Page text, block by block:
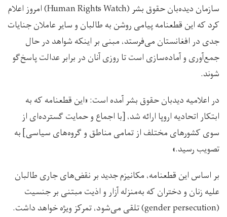
سازمان دیده‌بان حقوق بشر (Human Rights Watch) امروز اعلام
کرد که این قطعنامه پیامی روشن به طالبان و سایر عاملان جنایات
جدی در افغانستان می‌فرستد، مبنی بر اینکه شواهد در حال
جمع‌آوری و آماده‌سازی است تا روزی آنان در برابر عدالت پاسخ‌گو
شوند.
در اعلامیه دیدبان حقوق بشر آمده است: «این قطعنامه که به
ابتکار اتحادیه اروپا ارائه شد، [با اجماع و حمایت گسترده‌ای از
سوی کشورهای مختلف از تمامی مناطق و گروه‌های سیاسی] به
تصویب رسید.»
بر اساس این قطعنامه، مکانیزم جدید بر نقض‌های جاری طالبان
علیه زنان و دختران که به‌منزله آزار و اذیت مبتنی بر جنسیت
(gender persecution) تلقی می‌شود، تمرکز ویژه خواهد داشت.